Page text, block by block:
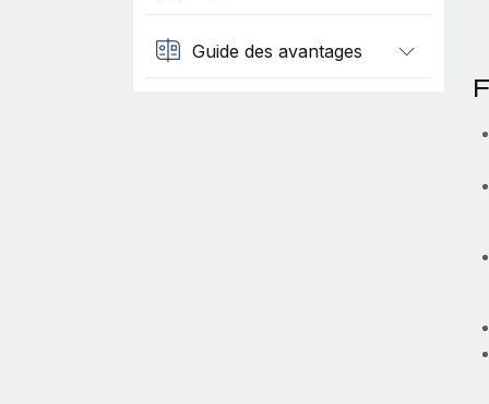
Guide des avantages